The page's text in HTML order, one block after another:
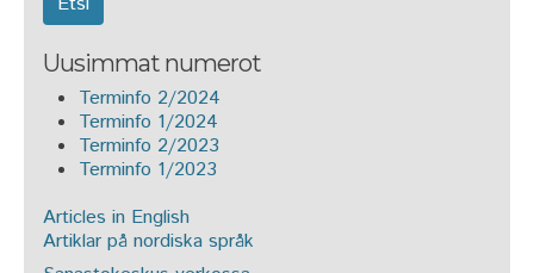
Uusimmat numerot
Terminfo 2/2024
Terminfo 1/2024
Terminfo 2/2023
Terminfo 1/2023
Articles in English
Artiklar på nordiska språk